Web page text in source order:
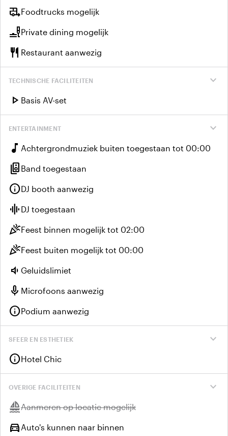
rv_hookupFoodtrucks mogelijk
brunch_diningPrivate dining mogelijk
restaurant Restaurant aanwezig
expand_more
TECHNISCHE FACILITEITEN
play_arrow Basis AV-set
expand_more
ENTERTAINMENT
music_note Achtergrondmuziek buiten toegestaan tot 00:00
speaker_group Band toegestaan
infoDJ booth aanwezig
graphic_eq DJ toegestaan
celebrationFeest binnen mogelijk tot 02:00
celebrationFeest buiten mogelijk tot 00:00
volume_down Geluidslimiet
mic Microfoons aanwezig
infoPodium aanwezig
expand_more
SFEER EN ESTHETIEK
infoHotel Chic
expand_more
OVERIGE FACILITEITEN
sailingNiet beschikbaar:
Aanmeren op locatie mogelijk
directions_car Auto's kunnen naar binnen